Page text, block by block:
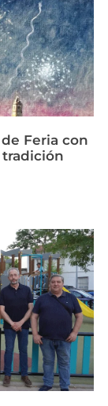
Feria con
tradición